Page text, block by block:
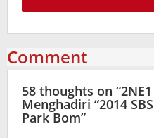
Comment
58 thoughts on “
Menghadiri “2014
Park Bom”